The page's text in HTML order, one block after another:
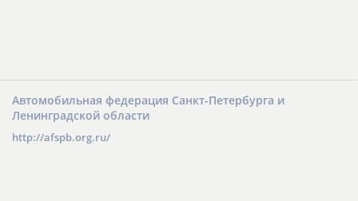
Автомобильная федерация Санкт-Петербурга и
Ленинградской области
http://afspb.org.ru/